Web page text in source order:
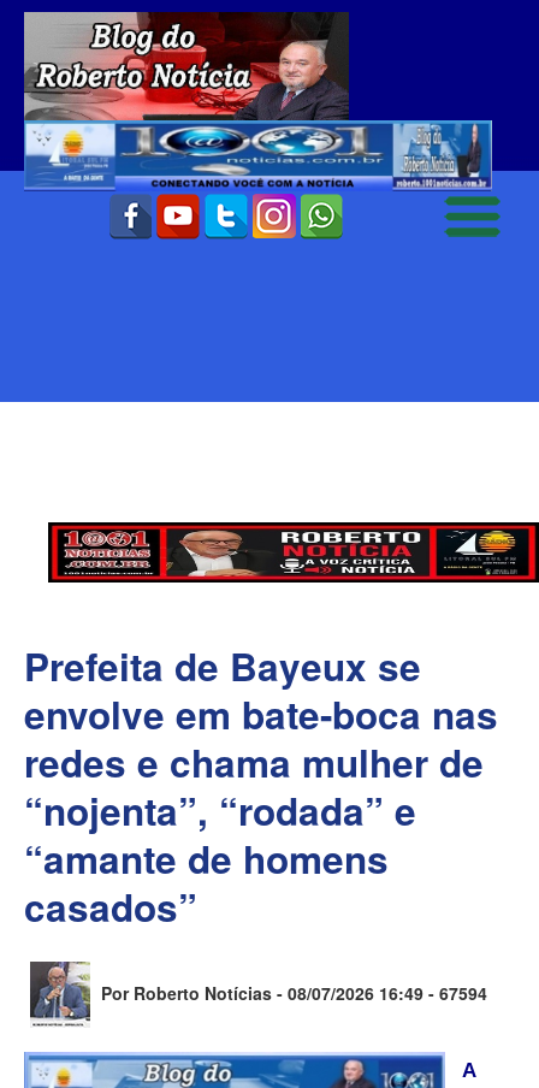
Prefeita de Bayeux se
envolve em bate-boca nas
redes e chama mulher de
“nojenta”, “rodada” e
“amante de homens
casados”
Por Roberto Notícias - 08/07/2026 16:49 - 67594
A